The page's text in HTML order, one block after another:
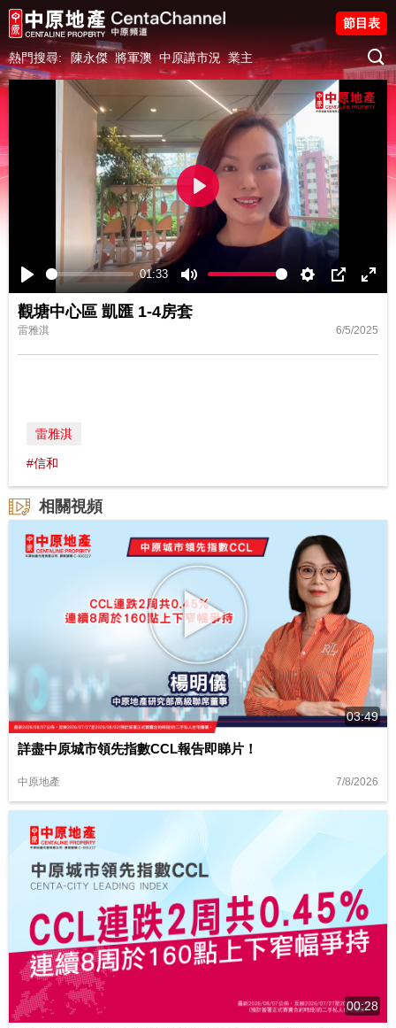
熱門搜尋: 陳永傑 將軍澳 中原講市況 業主
節目表
Play
01:33
Mute Settings
PIP
Play
觀塘中心區 凱匯 1-4房套
雷雅淇 6/5/2025
雷雅淇
#信和
相關視頻
03:49
詳盡中原城市領先指數CCL報告即睇片！
中原地產 7/8/2026
00:28